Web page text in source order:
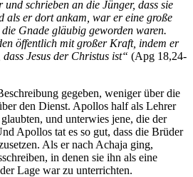
schrieben an die Jünger, dass sie
als er dort ankam, war er eine große
Gnade gläubig geworden waren.
öffentlich mit großer Kraft, indem er
Jesus der Christus ist“ (Apg 18,24-
gegeben, weniger über die
den Dienst. Apollos half als Lehrer
und unterwies jene, die der
Apollos tat es so gut, dass die Brüder
Als er nach Achaja ging,
in denen sie ihn als eine
Lage war zu unterrichten.